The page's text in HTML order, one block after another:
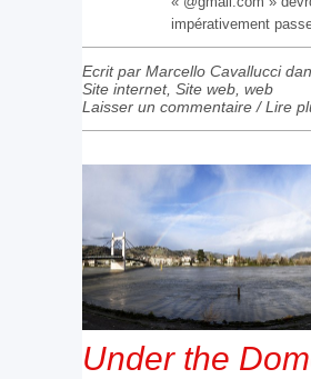
impérativement
Ecrit par Marcello Cavallucci
Site internet, Site web web
Laisser un commentaire /Lire
Under the